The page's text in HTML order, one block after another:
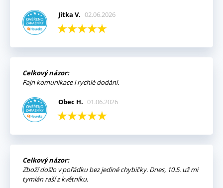
Jitka V. 02.06.2026
Celkový názor:
Fajn komunikace i rychlé dodání.
Obec H. 01.06.2026
Celkový názor:
Zboží došlo v pořádku bez jediné chybičky. Dnes, 10.5. už mi
tymián raší z květníku.